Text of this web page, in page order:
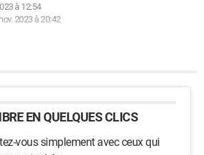
à 12:54
2023 à 20:42
EN QUELQUES CLICS
vous simplement avec ceux qui